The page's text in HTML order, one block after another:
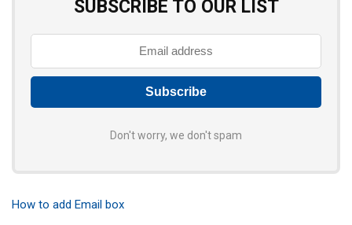
SUBSCRIBE TO OUR LIST
Don't worry, we don't spam
How to add Email box